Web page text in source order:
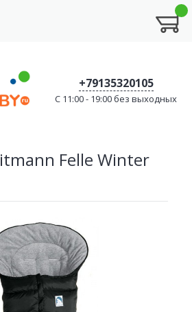
+79135320105
C 11:00 - 19:00 без выходных
Felle Winter